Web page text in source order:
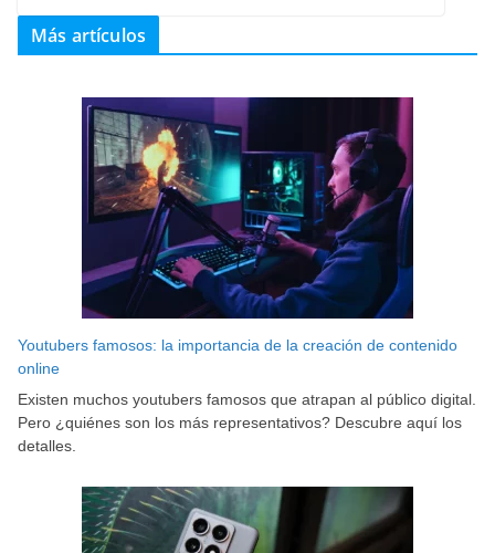
Más artículos
Youtubers famosos: la importancia de la creación de contenido
online
Existen muchos youtubers famosos que atrapan al público digital.
Pero ¿quiénes son los más representativos? Descubre aquí los
detalles.